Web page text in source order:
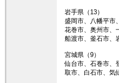
岩手県（13）
盛岡市、八幡平市
花巻市、奥州市、
船渡市、釜石市、
宮城県（9）
仙台市、石巻市、
取市、白石市、気